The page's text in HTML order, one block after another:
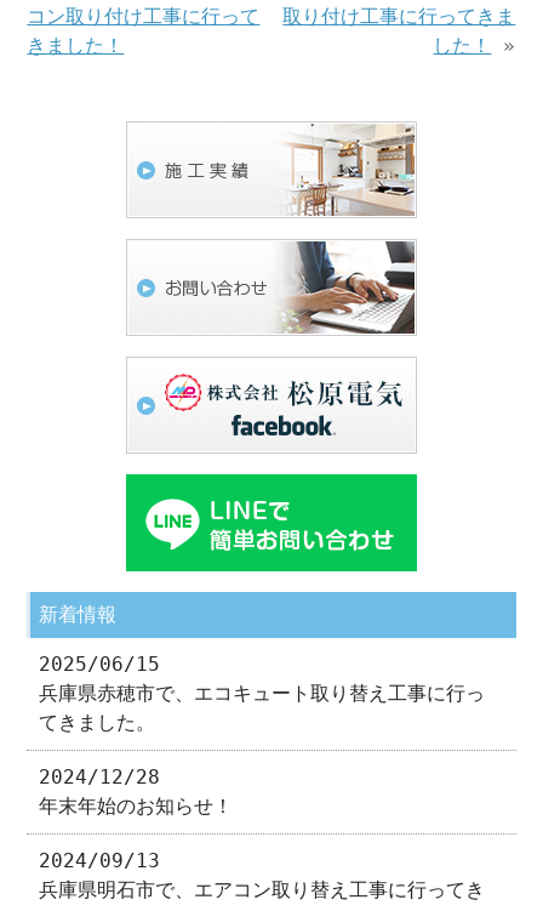
コン取り付け工事に行って
きました！
取り付け工事に行ってきま
した！
»
新着情報
2025/06/15
兵庫県赤穂市で、エコキュート取り替え工事に行っ
てきました。
2024/12/28
年末年始のお知らせ！
2024/09/13
兵庫県明石市で、エアコン取り替え工事に行ってき